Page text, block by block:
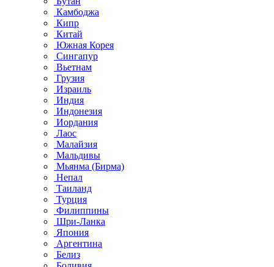
Камбоджа
Кипр
Китай
Южная Корея
Сингапур
Вьетнам
Грузия
Израиль
Индия
Индонезия
Иордания
Лаос
Малайзия
Мальдивы
Мьянма (Бирма)
Непал
Таиланд
Турция
Филиппины
Шри-Ланка
Япония
Аргентина
Белиз